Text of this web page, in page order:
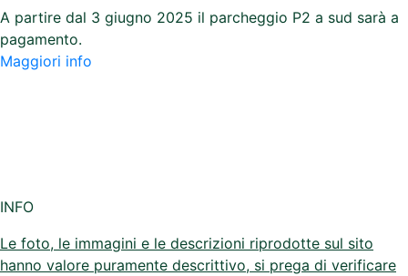
A partire dal 3 giugno 2025 il parcheggio P2 a sud sarà a
pagamento.
Maggiori info
INFO
Le foto, le immagini e le descrizioni riprodotte sul sito
hanno valore puramente descrittivo, si prega di verificare